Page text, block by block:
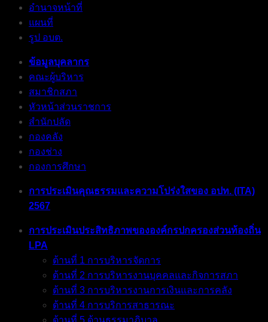
อำนาจหน้าที่
แผนที่
รูป อบต.
ข้อมูลบุคลากร
คณะผู้บริหาร
สมาชิกสภา
หัวหน้าส่วนราชการ
สำนักปลัด
กองคลัง
กองช่าง
กองการศึกษา
การประเมินคุณธรรมและความโปร่งใสของ อปท. (ITA)
2567
การประเมินประสิทธิภาพขององค์กรปกครองส่วนท้องถิ่น
LPA
ด้านที่ 1 การบริหารจัดการ
ด้านที่ 2 การบริหารงานบุคคลและกิจการสภา
ด้านที่ 3 การบริหารงานการเงินและการคลัง
ด้านที่ 4 การบริการสาธารณะ
ด้านที่ 5 ด้านธรรมาภิบาล